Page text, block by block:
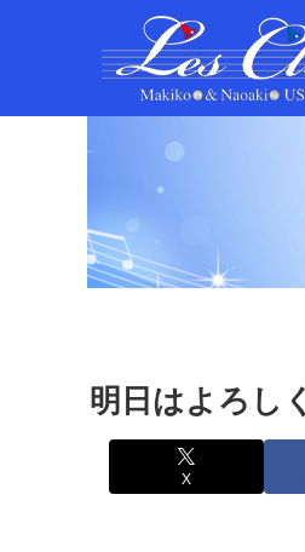
明日はよろし
X